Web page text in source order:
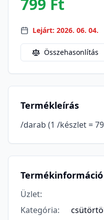
799 Ft
Lejárt: 2026. 06. 04.
Összehasonlítás
Termékleírás
/darab (1 /készlet =
Termékinformáció
Üzlet:
Kategória: